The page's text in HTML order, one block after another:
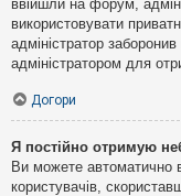
ввійшли на форум,
використовувати
адміністратор
адміністратором для
Догори
Я постійно отримую
Ви можете автоматично
користувачів,